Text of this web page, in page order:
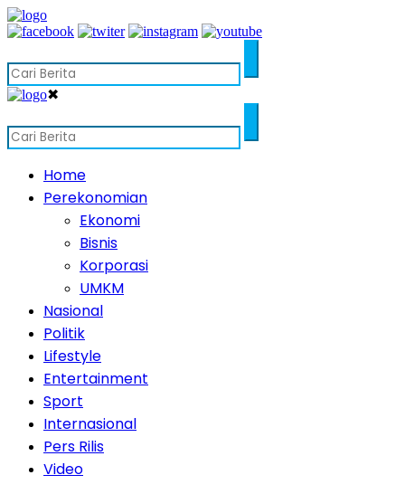
✖
Home
Perekonomian
Ekonomi
Bisnis
Korporasi
UMKM
Nasional
Politik
Lifestyle
Entertainment
Sport
Internasional
Pers Rilis
Video